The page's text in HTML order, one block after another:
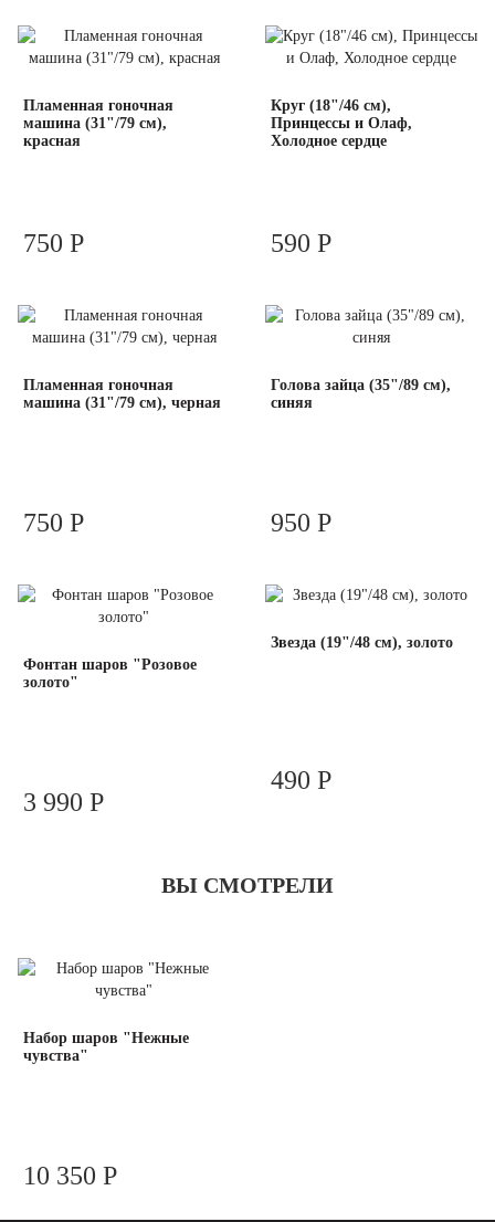
Пламенная гоночная
машина (31"/79 см),
красная
750 Р
Круг (18"/46 см),
Принцессы и Олаф,
Холодное сердце
590 Р
Пламенная гоночная
машина (31"/79 см), черная
750 Р
Голова зайца (35"/89 см),
синяя
950 Р
Фонтан шаров "Розовое
золото"
3 990 Р
Звезда (19"/48 см), золото
490 Р
ВЫ СМОТРЕЛИ
Набор шаров "Нежные
чувства"
10 350 Р